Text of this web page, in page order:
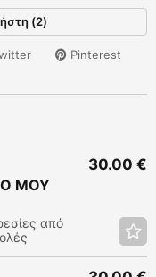
(2)
Pinterest
ΜΟΥ
από
30.00 €